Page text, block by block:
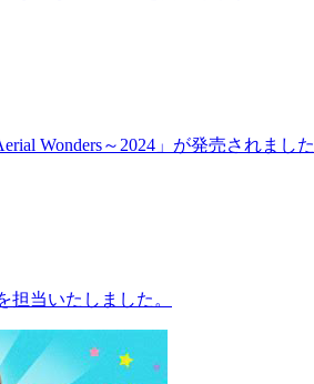
Wonders～2024」が発売されました
当いたしました。